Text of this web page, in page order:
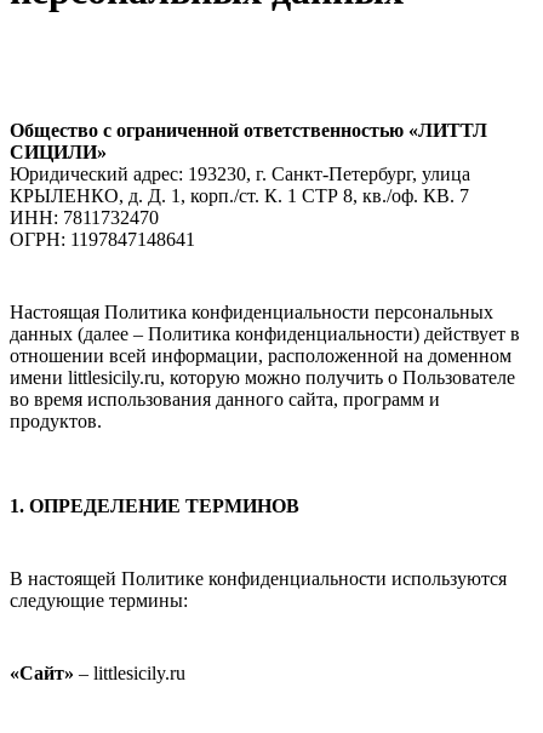
Общество с ограниченной ответственностью «ЛИТТЛ
СИЦИЛИ»
Юридический адрес: 193230, г. Санкт-Петербург, улица
КРЫЛЕНКО, д. Д. 1, корп./ст. К. 1 СТР 8, кв./оф. КВ. 7
ИНН: 7811732470
ОГРН: 1197847148641
Настоящая Политика конфиденциальности персональных
данных (далее – Политика конфиденциальности) действует в
отношении всей информации, расположенной на доменном
имени littlesicily.ru, которую можно получить о Пользователе
во время использования данного сайта, программ и
продуктов.
1. ОПРЕДЕЛЕНИЕ ТЕРМИНОВ
В настоящей Политике конфиденциальности используются
следующие термины:
«Сайт» – littlesicily.ru